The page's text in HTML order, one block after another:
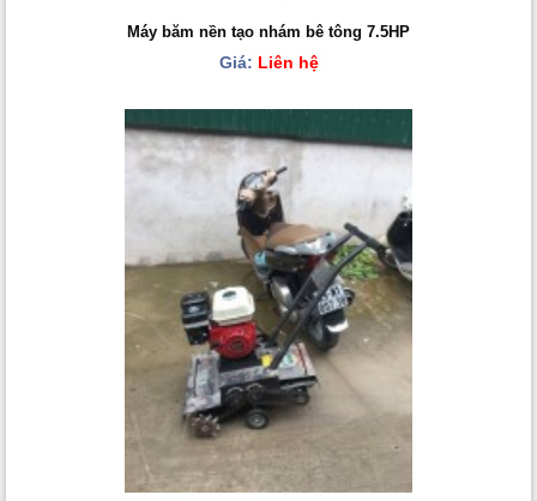
Máy băm nền tạo nhám bê tông 7.5HP
Giá: Liên hệ